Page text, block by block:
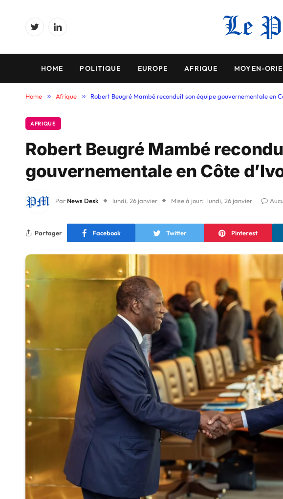
TwitterLinkedIn
HOME POLITIQUE EUROPE AFRIQUE MOYEN-
Home » Afrique » Robert Beugré Mambé reconduit son équipe gouvernementale en
AFRIQUE
Robert Beugré Mambé
gouvernementale en Côte
Par News Desk lundi, 26 janvier Mise à jour: lundi, 26 janvier
Partager Facebook Twitter Pinterest